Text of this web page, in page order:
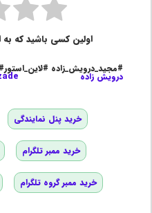
اولین کسی باشید که
#مجید_درویش_زاده
درویش زاده
خرید پنل نمایندگی
خرید ممبر تلگرام
خرید ممبر گروه تلگرام